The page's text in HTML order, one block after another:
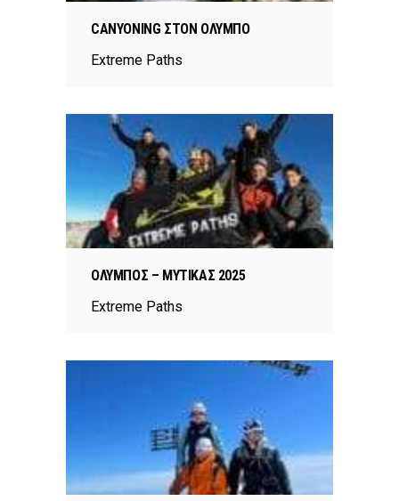
CANYONING ΣΤΟΝ ΌΛΥΜΠΟ
Extreme Paths
ΌΛΥΜΠΟΣ – ΜΎΤΙΚΑΣ 2025
Extreme Paths